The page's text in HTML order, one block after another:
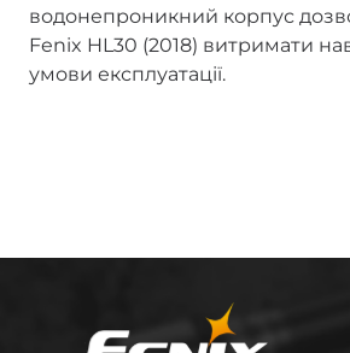
водонепроникний корпус
Fenix HL30 (2018) витримати
умови експлуатації.